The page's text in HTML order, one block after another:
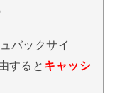
バックサイ
すると キャッシ